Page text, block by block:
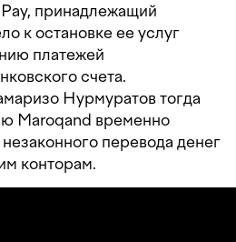
принадлежащий
к остановке ее услуг
платежей
счета.
Нурмуратов тогда
Maroqand временно
перевода денег
конторам.